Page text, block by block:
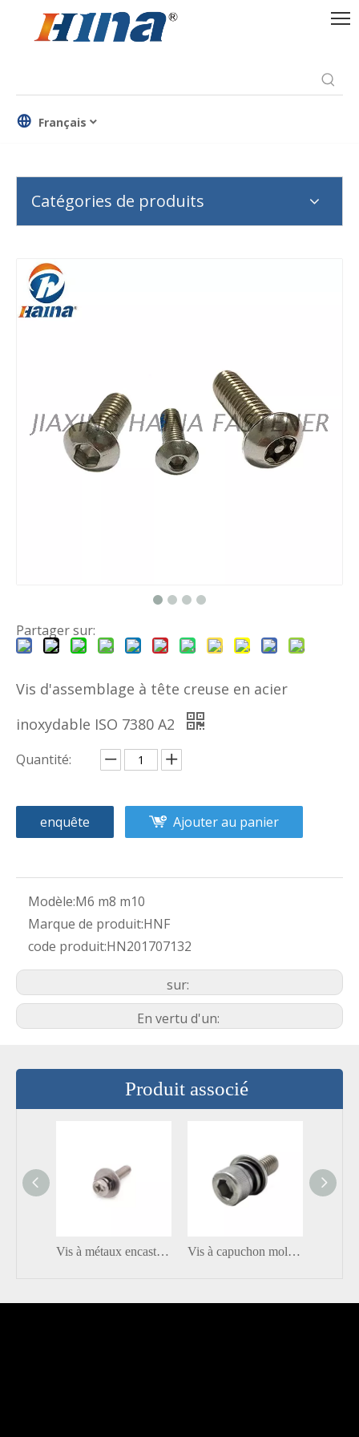
Français
Catégories de produits
Partager sur:
Vis d'assemblage à tête creuse en acier
inoxydable ISO 7380 A2
Quantité:
enquête Ajouter au panier
Modèle:M6 m8 m10
Marque de produit:HNF
code produit:HN201707132
sur:
En vertu d'un:
Produit associé
Vis à métaux encastrée à tête hexagonale croisée en acier inoxydable d'usine avec vis combinée à rondelle Vis à capuchon moletée à tête creuse en acier inoxydable A2-70 DIN912 SS304 SS316 avec rondelle